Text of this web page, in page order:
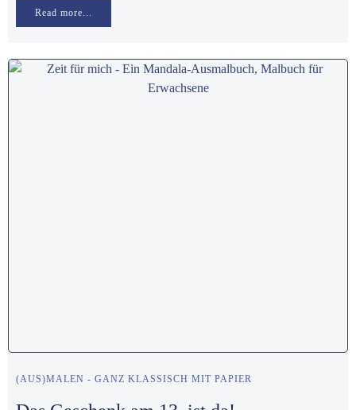
Read more...
(AUS)MALEN - GANZ KLASSISCH MIT PAPIER